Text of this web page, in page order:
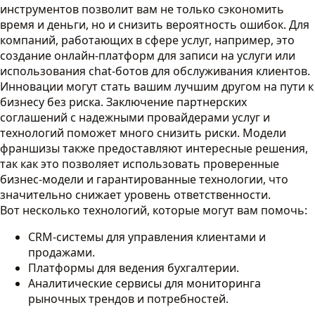
инструментов позволит вам не только сэкономить
время и деньги, но и снизить вероятность ошибок. Для
компаний, работающих в сфере услуг, например, это
создание онлайн-платформ для записи на услуги или
использования chat-ботов для обслуживания клиентов.
Инновации могут стать вашим лучшим другом на пути к
бизнесу без риска. Заключение партнерских
соглашений с надежными провайдерами услуг и
технологий поможет много снизить риски. Модели
франшизы также предоставляют интересные решения,
так как это позволяет использовать проверенные
бизнес-модели и гарантированные технологии, что
значительно снижает уровень ответственности.
Вот несколько технологий, которые могут вам помочь:
CRM-системы для управления клиентами и
продажами.
Платформы для ведения бухгалтерии.
Аналитические сервисы для мониторинга
рыночных трендов и потребностей.